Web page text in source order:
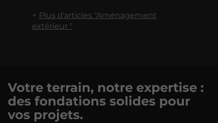
Plus d'articles "Aménagement
extérieur "
Votre terrain, notre expertise :
des fondations solides pour
vos projets.